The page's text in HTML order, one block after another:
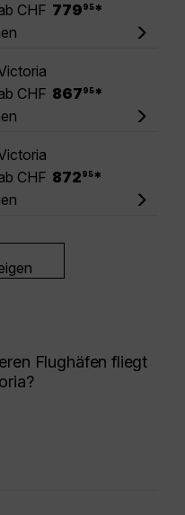
CHF 779 95 *
CHF 867 95 *
CHF 872 95 *
Flughäfen fliegt